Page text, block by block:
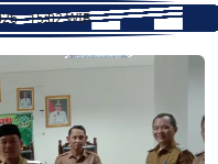
- 15:02 WIB